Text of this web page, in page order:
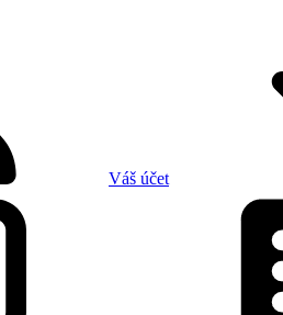
Váš účet